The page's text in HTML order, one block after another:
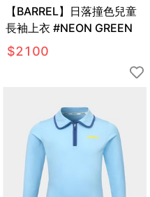
【BARREL】日落撞色兒童
長袖上衣 #NEON GREEN
$2100